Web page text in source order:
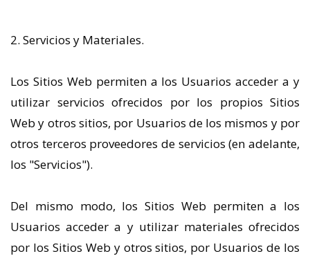
2. Servicios y Materiales.
Los Sitios Web permiten a los Usuarios acceder a y
utilizar servicios ofrecidos por los propios Sitios
Web y otros sitios, por Usuarios de los mismos y por
otros terceros proveedores de servicios (en adelante,
los "Servicios").
Del mismo modo, los Sitios Web permiten a los
Usuarios acceder a y utilizar materiales ofrecidos
por los Sitios Web y otros sitios, por Usuarios de los